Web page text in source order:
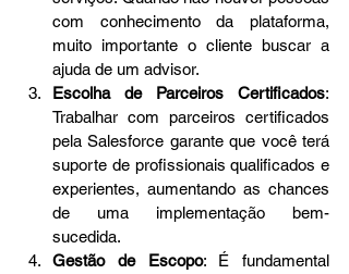
com conhecimento da plataforma,
muito importante o cliente buscar a
ajuda de um advisor.
Escolha de Parceiros Certificados:
Trabalhar com parceiros certificados
pela Salesforce garante que você terá
suporte de profissionais qualificados e
experientes, aumentando as chances
de uma implementação bem-
sucedida.
Gestão de Escopo: É fundamental